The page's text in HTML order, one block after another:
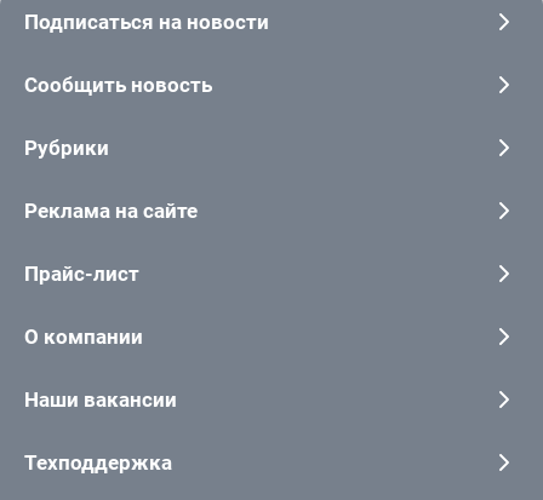
Подписаться на новости
Сообщить новость
Рубрики
Реклама на сайте
Прайс-лист
О компании
Наши вакансии
Техподдержка